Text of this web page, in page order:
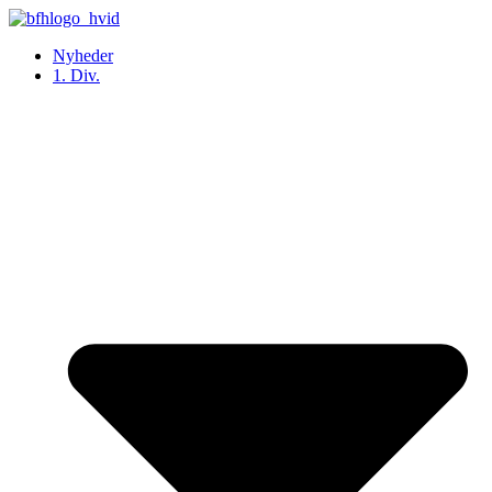
Videre
indholdNyheder
1. Div.